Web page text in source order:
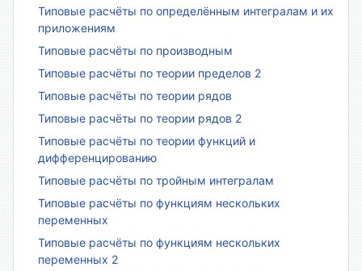
Типовые расчёты по определённым интегралам и их
приложениям
Типовые расчёты по производным
Типовые расчёты по теории пределов 2
Типовые расчёты по теории рядов
Типовые расчёты по теории рядов 2
Типовые расчёты по теории функций и
дифференцированию
Типовые расчёты по тройным интегралам
Типовые расчёты по функциям нескольких
переменных
Типовые расчёты по функциям нескольких
переменных 2